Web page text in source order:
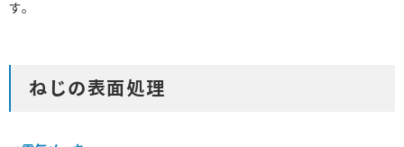
す。
ねじの表面処理